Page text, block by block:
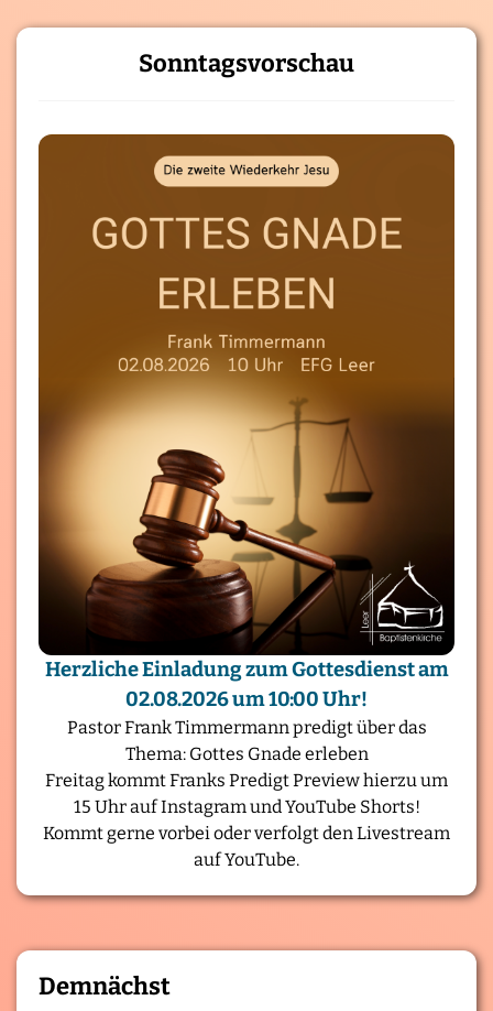
Sonntagsvorschau
Herzliche Einladung zum Gottesdienst am
02.08.2026 um 10:00 Uhr!
Pastor Frank Timmermann predigt über das
Thema: Gottes Gnade erleben
Freitag kommt Franks Predigt Preview hierzu um
15 Uhr auf Instagram und YouTube Shorts!
Kommt gerne vorbei oder verfolgt den Livestream
auf YouTube.
Demnächst